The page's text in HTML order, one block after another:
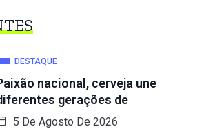
DESTAQUE
nacional, cerveja une
gerações de
5 De Agosto De 2026